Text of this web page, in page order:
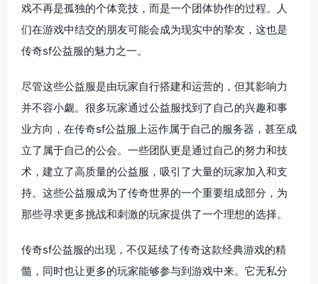
戏不再是孤独的个体竞技，而是一个团体协作的过程。人
们在游戏中结交的朋友可能会成为现实中的挚友，这也是
传奇sf公益服的魅力之一。
尽管这些公益服是由玩家自行搭建和运营的，但其影响力
并不容小觑。很多玩家通过公益服找到了自己的兴趣和事
业方向，在传奇sf公益服上运作属于自己的服务器，甚至成
立了属于自己的公会。一些团队更是通过自己的努力和技
术，建立了高质量的公益服，吸引了大量的玩家加入和支
持。这些公益服成为了传奇世界的一个重要组成部分，为
那些寻求更多挑战和刺激的玩家提供了一个理想的选择。
传奇sf公益服的出现，不仅延续了传奇这款经典游戏的精
髓，同时也让更多的玩家能够参与到游戏中来。它无私分